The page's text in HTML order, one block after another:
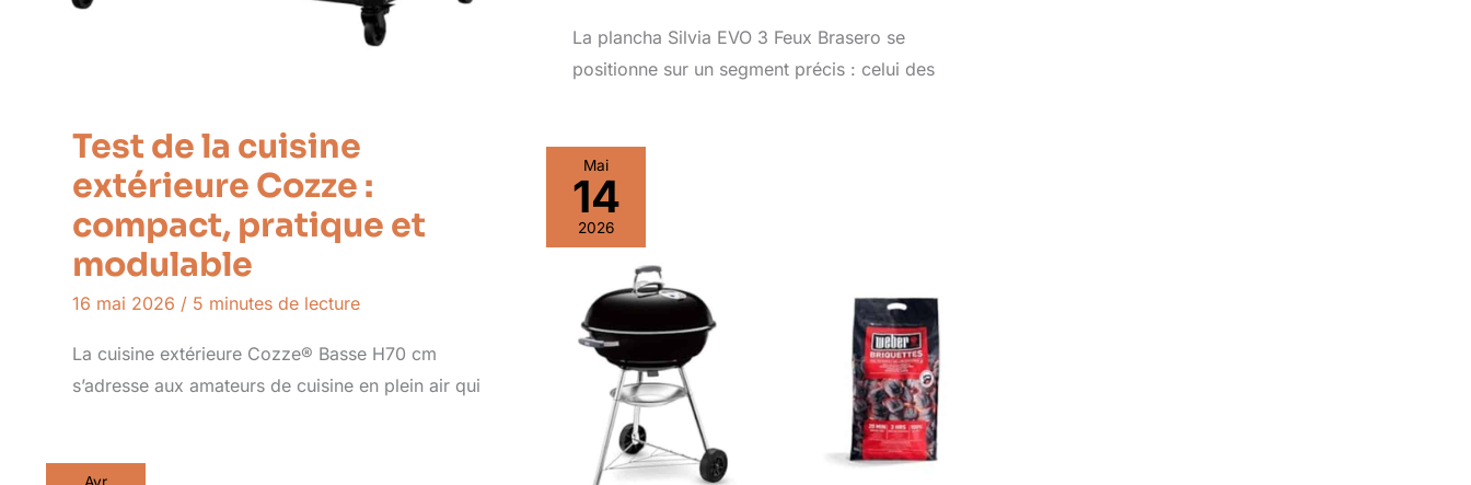
La plancha Silvia EVO 3 Feux Brasero se
positionne sur un segment précis : celui des
Test de la cuisine
extérieure Cozze :
compact, pratique et
modulable
16 mai 2026 / 5 minutes de lecture
La cuisine extérieure Cozze® Basse H70 cm
s’adresse aux amateurs de cuisine en plein air qui
Mai
14
2026
Avr